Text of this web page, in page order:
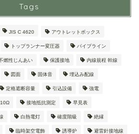
Tags
JIS C 4620 アウトレットボックス
トップランナー変圧器 パイプライン
燃性じんあい 保護接地 内線規程 幹線
図面 固体音 埋込み配線
定格遮断容量 引込設備 強電
10Ω 接地抵抗測定 早見表
白熱電灯 確度階級 絶縁
臨時架空電飾 誘導炉 避雷針接地線